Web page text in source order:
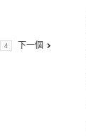
4 下一個